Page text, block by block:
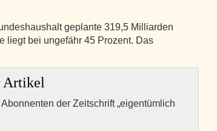
geplante 319,5 Milliarden
liegt bei ungefähr 45 Prozent. Das
Artikel
der Zeitschrift „eigentümlich